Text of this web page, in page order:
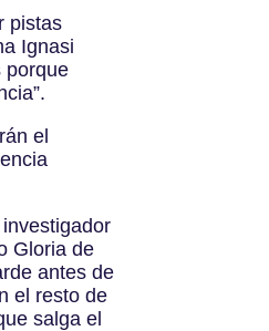
pistas
Ignasi
porque
el
Gloria de
antes de
el resto de
salga el